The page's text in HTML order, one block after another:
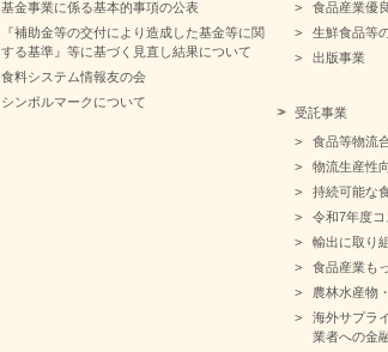
基金事業に係る基本的事項の公表
『補助金等の交付により造成した基金等に関
する基準』等に基づく見直し結果について
食料システム情報友の会
シンボルマークについて
食品産業優
生鮮食品等
出版事業
受託事業
食品等物流
物流生産性
持続可能な
令和7年度
輸出に取り
食品産業も
農林水産物
海外サプラ
業者への金